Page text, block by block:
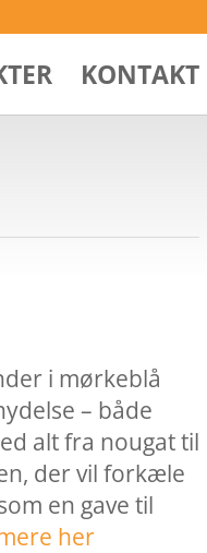
KONTAKT
i mørkeblå
– både
alt fra nougat til
der vil forkæle
en gave til
her